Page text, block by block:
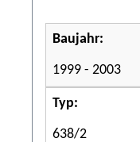
Baujahr:
1999 - 2003
Typ:
638/2